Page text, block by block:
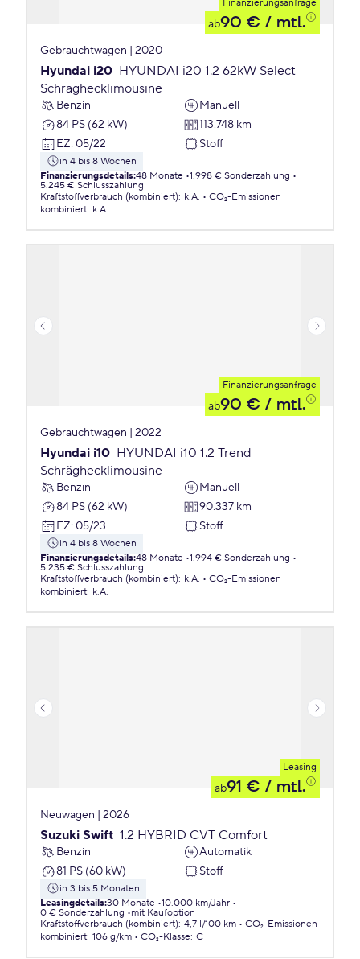
Finanzierungsanfrage
ab90 € / mtl.
Gebrauchtwagen | 2020
Hyundai i20 HYUNDAI i20 1.2 62kW Select
Schräghecklimousine
Benzin
Manuell
84 PS (62 kW)
113.748 km
EZ: 05/22 Stoff
in 4 bis 8 Wochen
Finanzierungsdetails:48 Monate 1.998 € Sonderzahlung
5.245 € Schlusszahlung
Kraftstoffverbrauch (kombiniert): k.A.
CO₂-Emissionen
kombiniert: k.A.
Finanzierungsanfrage
ab90 € / mtl.
Gebrauchtwagen | 2022
Hyundai i10 HYUNDAI i10 1.2 Trend
Schräghecklimousine
Benzin
Manuell
84 PS (62 kW)
90.337 km
EZ: 05/23 Stoff
in 4 bis 8 Wochen
Finanzierungsdetails:48 Monate 1.994 € Sonderzahlung
5.235 € Schlusszahlung
Kraftstoffverbrauch (kombiniert): k.A.
CO₂-Emissionen
kombiniert: k.A.
Leasing
ab91 € / mtl.
Neuwagen | 2026
Suzuki Swift 1.2 HYBRID CVT Comfort
Benzin
Automatik
81 PS (60 kW)
Stoff
in 3 bis 5 Monaten
Leasingdetails:30 Monate 10.000 km/Jahr
0 € Sonderzahlung
mit Kaufoption
Kraftstoffverbrauch (kombiniert): 4,7 l/100 km
CO₂-Emissionen
kombiniert: 106 g/km CO₂-Klasse: C